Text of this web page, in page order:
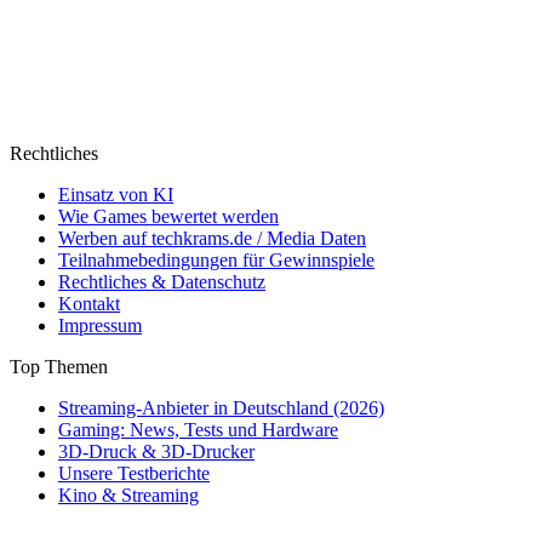
Rechtliches
Einsatz von KI
Wie Games bewertet werden
Werben auf techkrams.de / Media Daten
Teilnahmebedingungen für Gewinnspiele
Rechtliches & Datenschutz
Kontakt
Impressum
Top Themen
Streaming-Anbieter in Deutschland (2026)
Gaming: News, Tests und Hardware
3D-Druck & 3D-Drucker
Unsere Testberichte
Kino & Streaming